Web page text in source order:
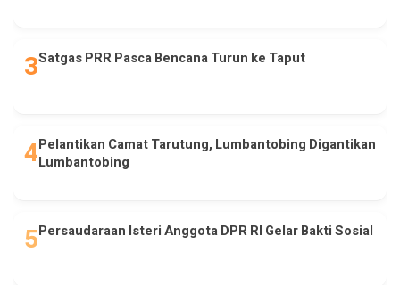
Satgas PRR Pasca Bencana Turun ke Taput
Pelantikan Camat Tarutung, Lumbantobing Digantikan
Lumbantobing
Persaudaraan Isteri Anggota DPR RI Gelar Bakti Sosial